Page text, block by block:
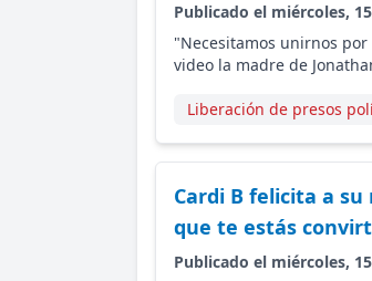
Publicado el miércoles,
"Necesitamos unirnos
video la madre de
Liberación de presos
Cardi B felicita a
que te estás
Publicado el miércoles,